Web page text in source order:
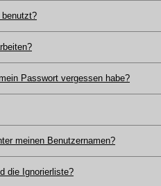
Passwort vergessen habe?
meinen Benutzernamen?
die Ignorierliste?